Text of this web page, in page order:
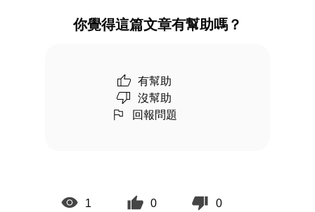
你覺得這篇文章有幫助嗎？
有幫助
沒幫助
回報問題
1 0 0